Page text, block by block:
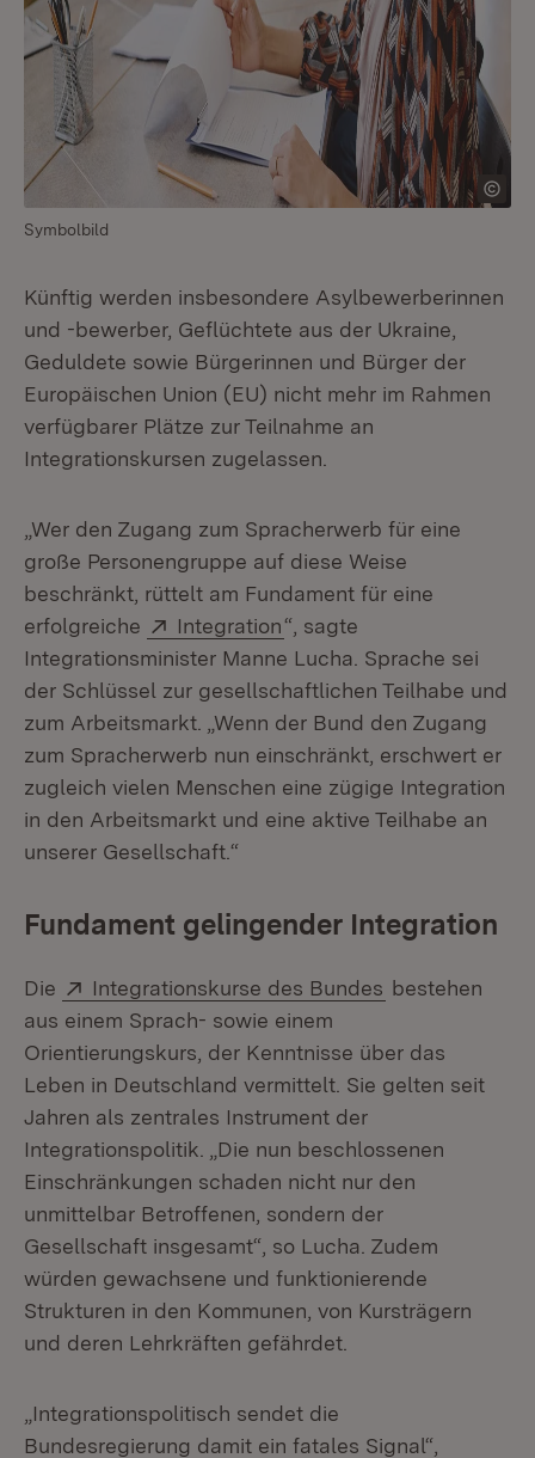
Symbolbild
Künftig werden insbesondere Asylbewerberinnen
und -bewerber, Geflüchtete aus der Ukraine,
Geduldete sowie Bürgerinnen und Bürger der
Europäischen Union (EU) nicht mehr im Rahmen
verfügbarer Plätze zur Teilnahme an
Integrationskursen zugelassen.
„Wer den Zugang zum Spracherwerb für eine
große Personengruppe auf diese Weise
beschränkt, rüttelt am Fundament für eine
erfolgreiche
Extern:
Integration(Öffnet in neuem Fenster)
“, sagte
Integrationsminister Manne Lucha. Sprache sei
der Schlüssel zur gesellschaftlichen Teilhabe und
zum Arbeitsmarkt. „Wenn der Bund den Zugang
zum Spracherwerb nun einschränkt, erschwert er
zugleich vielen Menschen eine zügige Integration
in den Arbeitsmarkt und eine aktive Teilhabe an
unserer Gesellschaft.“
Fundament gelingender Integration
Die Extern:
Integrationskurse des Bundes (Öffnet in
bestehen
aus einem Sprach- sowie einem
Orientierungskurs, der Kenntnisse über das
Leben in Deutschland vermittelt. Sie gelten seit
Jahren als zentrales Instrument der
Integrationspolitik. „Die nun beschlossenen
Einschränkungen schaden nicht nur den
unmittelbar Betroffenen, sondern der
Gesellschaft insgesamt“, so Lucha. Zudem
würden gewachsene und funktionierende
Strukturen in den Kommunen, von Kursträgern
und deren Lehrkräften gefährdet.
„Integrationspolitisch sendet die
Bundesregierung damit ein fatales Signal“,